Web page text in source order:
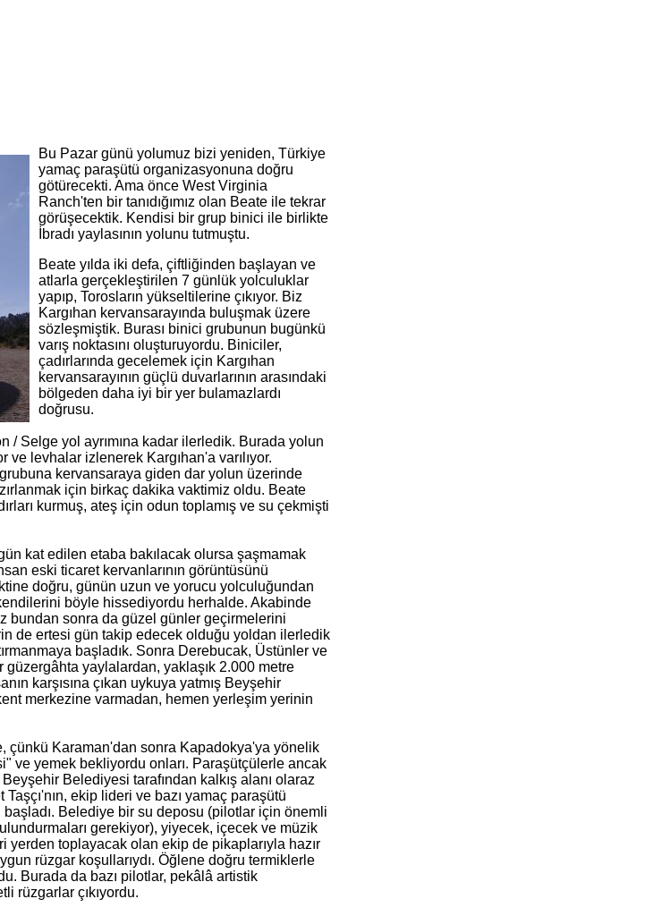
Bu Pazar günü yolumuz bizi yeniden, Türkiye
yamaç paraşütü organizasyonuna doğru
götürecekti. Ama önce West Virginia
Ranch'ten bir tanıdığımız olan Beate ile tekrar
görüşecektik. Kendisi bir grup binici ile birlikte
İbradı yaylasının yolunu tutmuştu.
Beate yılda iki defa, çiftliğinden başlayan ve
atlarla gerçekleştirilen 7 günlük yolculuklar
yapıp, Torosların yükseltilerine çıkıyor. Biz
Kargıhan kervansarayında buluşmak üzere
sözleşmiştik. Burası binici grubunun bugünkü
varış noktasını oluşturuyordu. Biniciler,
çadırlarında gecelemek için Kargıhan
kervansarayının güçlü duvarlarının arasındaki
bölgeden daha iyi bir yer bulamazlardı
doğrusu.
Selge yol ayrımına kadar ilerledik. Burada yolun
levhalar izlenerek Kargıhan'a varılıyor.
kervansaraya giden dar yolun üzerinde
için birkaç dakika vaktimiz oldu. Beate
kurmuş, ateş için odun toplamış ve su çekmişti
kat edilen etaba bakılacak olursa şaşmamak
eski ticaret kervanlarının görüntüsünü
doğru, günün uzun ve yorucu yolculuğundan
böyle hissediyordu herhalde. Akabinde
bundan sonra da güzel günler geçirmelerini
de ertesi gün takip edecek olduğu yoldan ilerledik
başladık. Sonra Derebucak, Üstünler ve
yaylalardan, yaklaşık 2.000 metre
karşısına çıkan uykuya yatmış Beyşehir
merkezine varmadan, hemen yerleşim yerinin
çünkü Karaman'dan sonra Kapadokya'ya yönelik
ve yemek bekliyordu onları. Paraşütçülerle ancak
Belediyesi tarafından kalkış alanı olaraz
ekip lideri ve bazı yamaç paraşütü
başladı. Belediye bir su deposu (pilotlar için önemli
gerekiyor), yiyecek, içecek ve müzik
yerden toplayacak olan ekip de pikaplarıyla hazır
rüzgar koşullarıydı. Öğlene doğru termiklerle
Burada da bazı pilotlar, pekâlâ artistik
rüzgarlar çıkıyordu.